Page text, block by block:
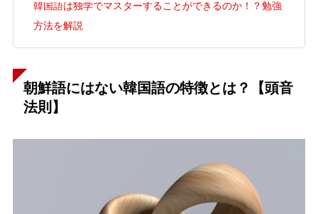
韓国語は独学でマスターすることができるのか！？勉強
方法を解説
朝鮮語にはない韓国語の特徴とは？【頭音
法則】